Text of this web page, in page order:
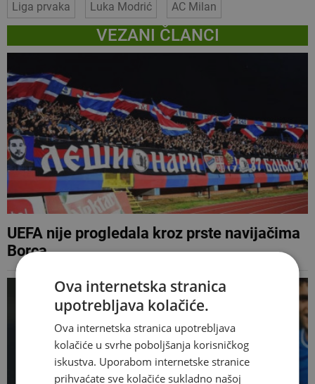
Liga prvaka Luka Modrić AC Milan
VEZANI ČLANCI
UEFA nije progledala kroz prste navijačima
Borca
Ova internetska stranica
upotrebljava kolačiće.
Ova internetska stranica upotrebljava
kolačiće u svrhe poboljšanja korisničkog
iskustva. Uporabom internetske stranice
prihvaćate sve kolačiće sukladno našoj